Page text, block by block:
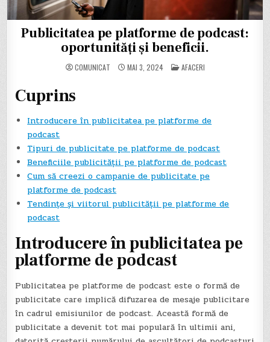
Publicitatea pe platforme de podcast:
oportunități și beneficii.
COMUNICAT MAI 3, 2024 POSTED
IN
AFACERI
Cuprins
Introducere în publicitatea pe platforme de
podcast
Tipuri de publicitate pe platforme de podcast
Beneficiile publicității pe platforme de podcast
Cum să creezi o campanie de publicitate pe
platforme de podcast
Tendințe și viitorul publicității pe platforme de
podcast
Introducere în publicitatea pe
platforme de podcast
Publicitatea pe platforme de podcast este o formă de
publicitate care implică difuzarea de mesaje publicitare
în cadrul emisiunilor de podcast. Această formă de
publicitate a devenit tot mai populară în ultimii ani,